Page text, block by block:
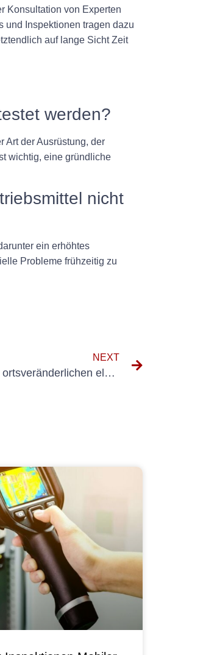
Konsultation von Experten
und Inspektionen tragen dazu
auf lange Sicht Zeit
werden?
Art der Ausrüstung, der
wichtig, eine gründliche
nicht
ein erhöhtes
Probleme frühzeitig zu
NEXT
Häufige Risiken im Zusammenhang mit ortsveränderlichen elektrischen Betriebsmitteln und wie sie durch Gefährdungsbeurteilung gemindert werden können